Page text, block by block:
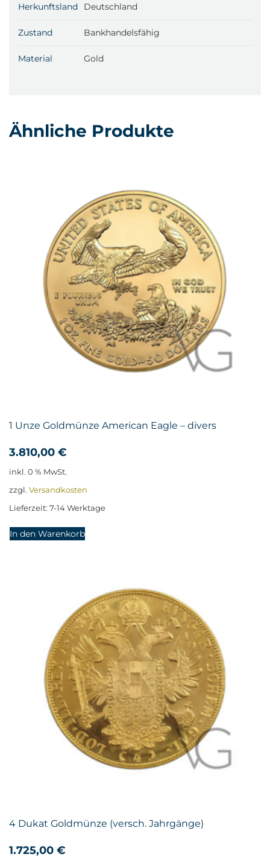
Herkunftsland Deutschland
Zustand Bankhandelsfähig
Material Gold
Ähnliche Produkte
1 Unze Goldmünze American Eagle – divers
3.810,00 €
inkl. 0 % MwSt.
zzgl. Versandkosten
Lieferzeit: 7-14 Werktage
In den Warenkorb
4 Dukat Goldmünze (versch. Jahrgänge)
1.725,00 €